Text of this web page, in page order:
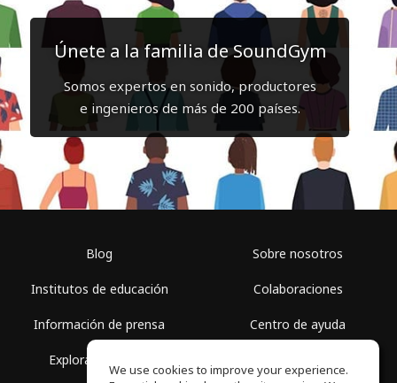
Únete a la familia de SoundGym
Somos expertos en sonido, productores
e ingenieros de más de 200 países.
Blog
Institutos de educación
Información de prensa
Explorar espacios
Sobre nosotros
Colaboraciones
Centro de ayuda
We use cookies to improve your experience.